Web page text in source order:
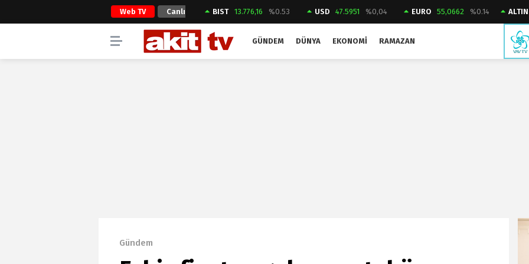
Web TV Canlı
Yayın
BIST 13.776,16 %0.53 USD 47.5951 %0,04 EURO 55,0662 %0.14 ALTIN
GÜNDEM DÜNYA EKONOMI RAMAZAN
Gündem